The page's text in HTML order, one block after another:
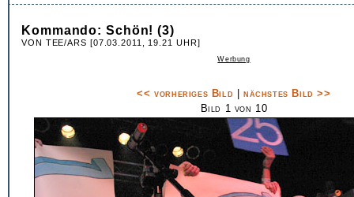
Kommando: Schön! (3)
VON TEE/ARS [07.03.2011, 19.21 UHR]
Werbung
<< vorheriges Bild
nächstes Bild >>
Bild 1 von 10